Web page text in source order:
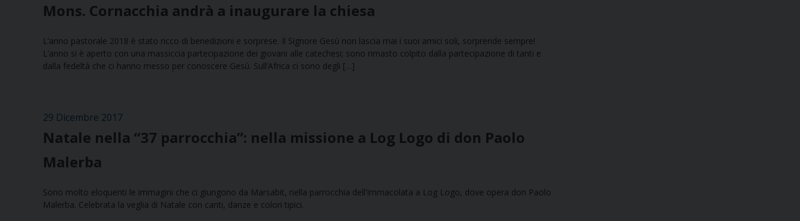
Mons. Cornacchia andrà a inaugurare la chiesa
L’anno pastorale 2018 è stato ricco di benedizioni e sorprese. Il Signore Gesù non lascia mai i suoi amici soli, sorprende sempre!
L’anno si è aperto con una massiccia partecipazione dei giovani alle catechesi; sono rimasto colpito dalla partecipazione di tanti e
dalla fedeltà che ci hanno messo per conoscere Gesù. Sull’Africa ci sono degli […]
29 Dicembre 2017
Natale nella “37 parrocchia”: nella missione a Log Logo di don Paolo
Malerba
Sono molto eloquenti le immagini che ci giungono da Marsabit, nella parrocchia dell’Immacolata a Log Logo, dove opera don Paolo
Malerba. Celebrata la veglia di Natale con canti, danze e colori tipici.